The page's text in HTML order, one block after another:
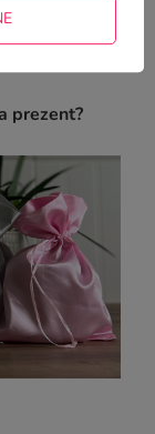
prezent?